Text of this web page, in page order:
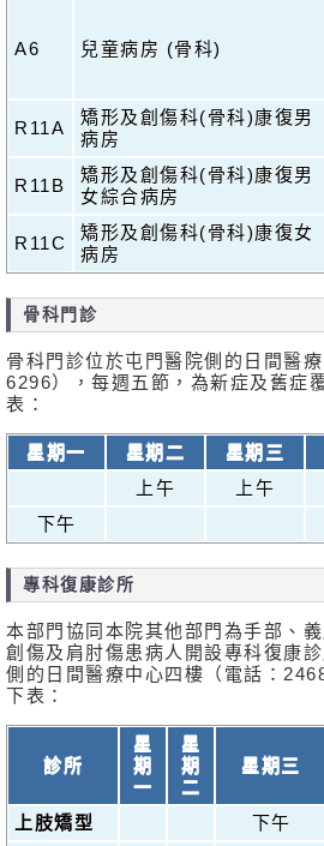
A6 兒童病房 (骨科)
R11A
矯形及創傷科(骨科)康復男
病房
R11B
矯形及創傷科(骨科)康復男
女綜合病房
R11C
矯形及創傷科(骨科)康復女
病房
骨科門診
骨科門診位於屯門醫院側的日間醫
6296），每週五節，為新症及舊症
表：
星期一 星期二 星期三
上午
上午
下午
專科復康診所
本部門協同本院其他部門為手部、
創傷及肩肘傷患病人開設專科復康
側的日間醫療中心四樓（電話：
下表：
診所
星
期
一
星
期
二
星期三
上肢矯型
下午